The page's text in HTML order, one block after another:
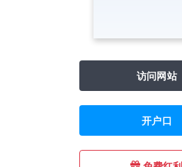
访问网站
开户口